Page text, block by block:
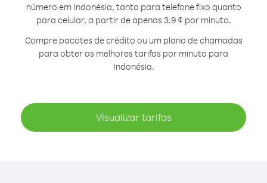
número em Indonésia, tanto para telefone fixo quanto
para celular, a partir de apenas 3.9 ¢ por minuto.
Compre pacotes de crédito ou um plano de chamadas
para obter as melhores tarifas por minuto para
Indonésia.
Visualizar tarifas